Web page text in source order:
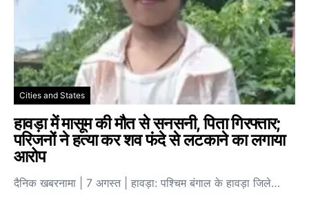
Cities and States
हावड़ा में मासूम की मौत से सनसनी, पिता गिरफ्तार;
परिजनों ने हत्या कर शव फंदे से लटकाने का लगाया
आरोप
दैनिक खबरनामा | 7 अगस्त | हावड़ा: पश्चिम बंगाल के हावड़ा जिले…